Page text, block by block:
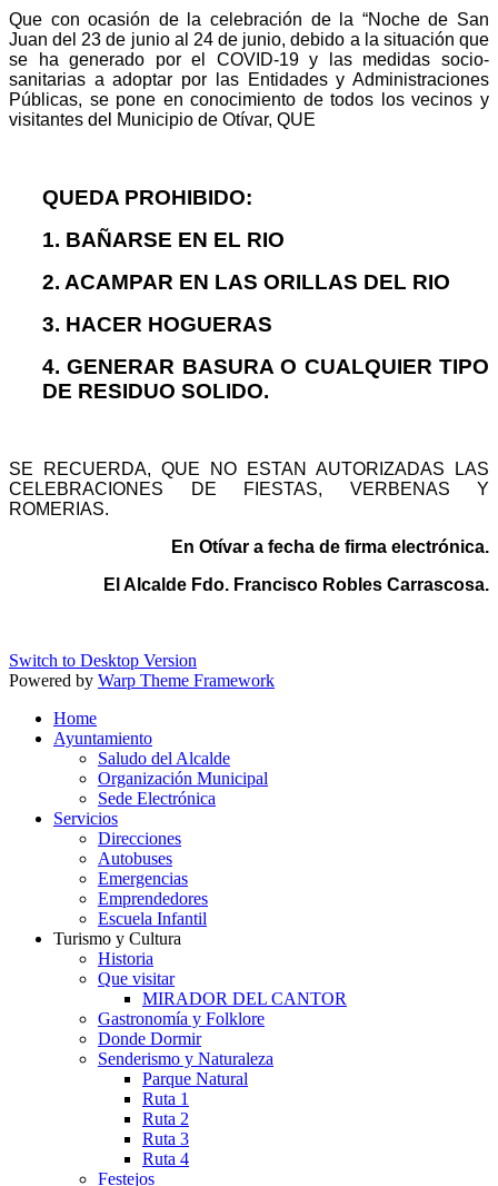
Que con ocasión de la celebración de la “Noche de San
Juan del 23 de junio al 24 de junio, debido a la situación que
se ha generado por el COVID-19 y las medidas socio-
sanitarias a adoptar por las Entidades y Administraciones
Públicas, se pone en conocimiento de todos los vecinos y
visitantes del Municipio de Otívar, QUE
QUEDA PROHIBIDO:
1. BAÑARSE EN EL RIO
2. ACAMPAR EN LAS ORILLAS DEL RIO
3. HACER HOGUERAS
4. GENERAR BASURA O CUALQUIER TIPO
DE RESIDUO SOLIDO.
SE RECUERDA, QUE NO ESTAN AUTORIZADAS LAS
CELEBRACIONES DE FIESTAS, VERBENAS Y
ROMERIAS.
En Otívar a fecha de firma electrónica.
El Alcalde Fdo. Francisco Robles Carrascosa.
Switch to Desktop Version
Powered by Warp Theme Framework
Home
Ayuntamiento
Saludo del Alcalde
Organización Municipal
Sede Electrónica
Servicios
Direcciones
Autobuses
Emergencias
Emprendedores
Escuela Infantil
Turismo y Cultura
Historia
Que visitar
MIRADOR DEL CANTOR
Gastronomía y Folklore
Donde Dormir
Senderismo y Naturaleza
Parque Natural
Ruta 1
Ruta 2
Ruta 3
Ruta 4
Festejos